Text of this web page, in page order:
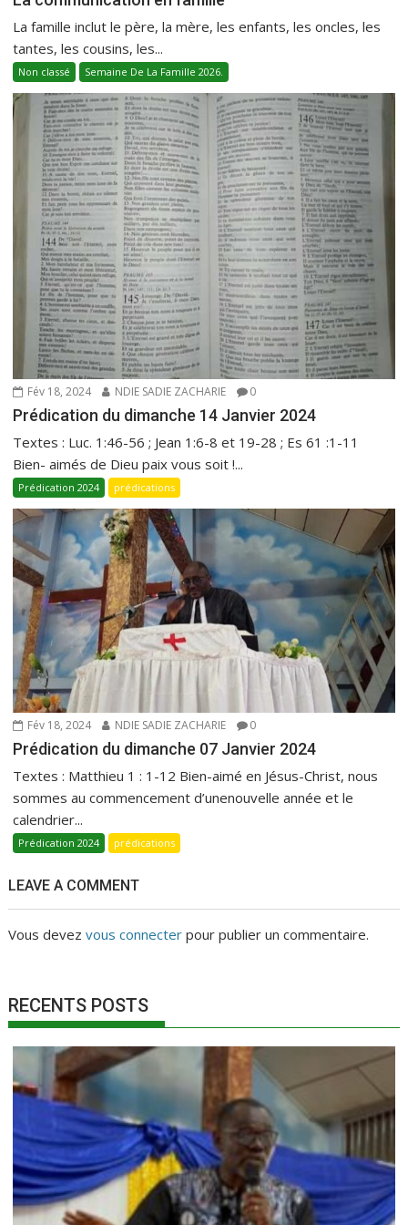
La famille inclut le père, la mère, les enfants, les oncles, les
tantes, les cousins, les...
Non classé Semaine De La Famille 2026.
Fév 18, 2024 NDIE SADIE ZACHARIE 0
Prédication du dimanche 14 Janvier 2024
Textes : Luc. 1:46-56 ; Jean 1:6-8 et 19-28 ; Es 61 :1-11
Bien- aimés de Dieu paix vous soit !...
Prédication 2024 prédications
Fév 18, 2024 NDIE SADIE ZACHARIE 0
Prédication du dimanche 07 Janvier 2024
Textes : Matthieu 1 : 1-12 Bien-aimé en Jésus-Christ, nous
sommes au commencement d’unenouvelle année et le
calendrier...
Prédication 2024 prédications
LEAVE A COMMENT
Vous devezvous connecter pour publier un commentaire.
RECENTS POSTS